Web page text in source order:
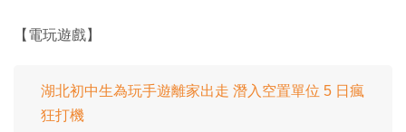
【電玩遊戲】
湖北初中生為玩手遊離家出走 潛入空置單位 5 日瘋
狂打機